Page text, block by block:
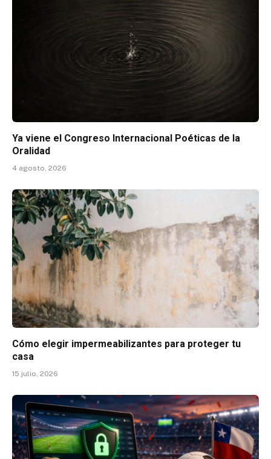
Ya viene el Congreso Internacional Poéticas de la
Oralidad
4 agosto, 2026
Cómo elegir impermeabilizantes para proteger tu
casa
15 julio, 2026